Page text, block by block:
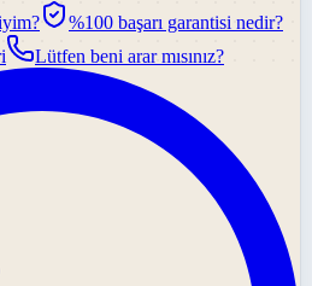
%100 başarı garantisi nedir?
Lütfen beni arar mısınız?